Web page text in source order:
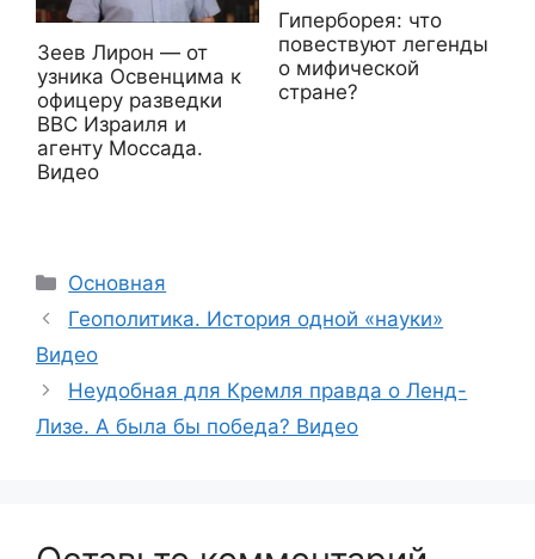
Зеев Лирон — от
узника Освенцима к
офицеру разведки
ВВС Израиля и
агенту Моссада.
Видео
Гиперборея: что
повествуют легенды
о мифической
стране?
Рубрики
Основная
Геополитика. История одной «науки»
Видео
Неудобная для Кремля правда о Ленд-
Лизе. А была бы победа? Видео